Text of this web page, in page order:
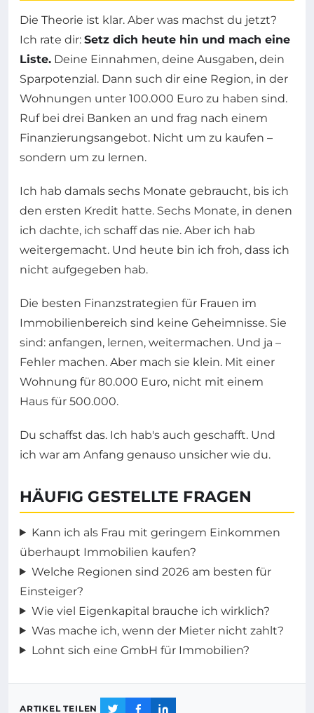
Die Theorie ist klar. Aber was machst du jetzt?
Ich rate dir: Setz dich heute hin und mach eine
Liste. Deine Einnahmen, deine Ausgaben, dein
Sparpotenzial. Dann such dir eine Region, in der
Wohnungen unter 100.000 Euro zu haben sind.
Ruf bei drei Banken an und frag nach einem
Finanzierungsangebot. Nicht um zu kaufen –
sondern um zu lernen.
Ich hab damals sechs Monate gebraucht, bis ich
den ersten Kredit hatte. Sechs Monate, in denen
ich dachte, ich schaff das nie. Aber ich hab
weitergemacht. Und heute bin ich froh, dass ich
nicht aufgegeben hab.
Die besten Finanzstrategien für Frauen im
Immobilienbereich sind keine Geheimnisse. Sie
sind: anfangen, lernen, weitermachen. Und ja –
Fehler machen. Aber mach sie klein. Mit einer
Wohnung für 80.000 Euro, nicht mit einem
Haus für 500.000.
Du schaffst das. Ich hab's auch geschafft. Und
ich war am Anfang genauso unsicher wie du.
HÄUFIG GESTELLTE FRAGEN
Kann ich als Frau mit geringem Einkommen
überhaupt Immobilien kaufen?
Welche Regionen sind 2026 am besten für
Einsteiger?
Wie viel Eigenkapital brauche ich wirklich?
Was mache ich, wenn der Mieter nicht zahlt?
Lohnt sich eine GmbH für Immobilien?
ARTIKEL TEILEN